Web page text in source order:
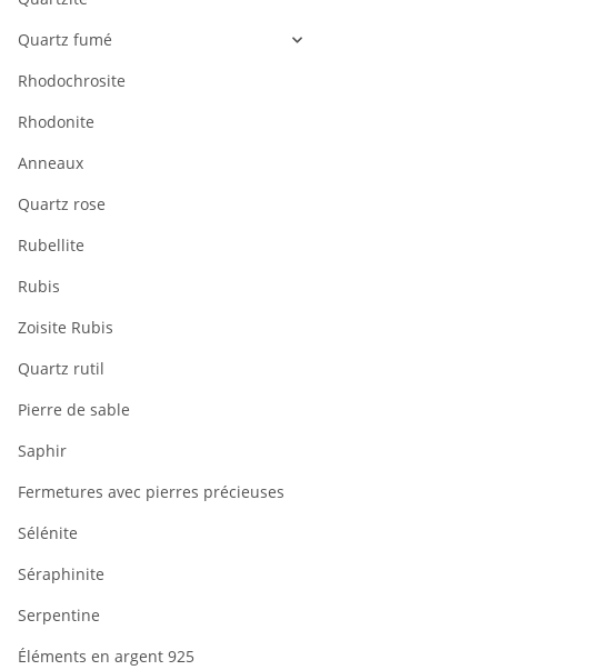
Quartz fumé
Rhodochrosite
Rhodonite
Anneaux
Quartz rose
Rubellite
Rubis
Zoisite Rubis
Quartz rutil
Pierre de sable
Saphir
Fermetures avec pierres précieuses
Sélénite
Séraphinite
Serpentine
Éléments en argent 925